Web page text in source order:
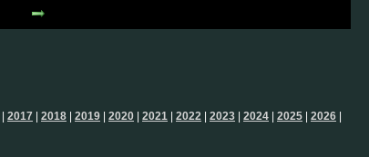
2017 2018 2019 2020 2021 2022 2023 2024 2025 2026